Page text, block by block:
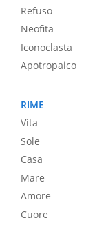
Refuso
Neofita
Iconoclasta
Apotropaico
RIME
Vita
Sole
Casa
Mare
Amore
Cuore